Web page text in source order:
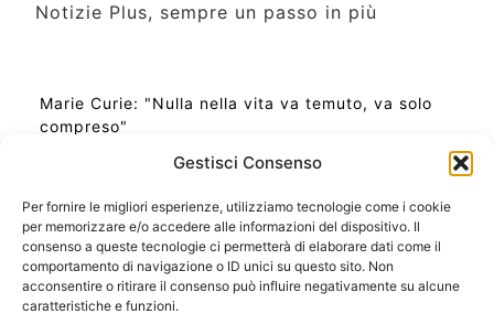
Gestisci Consenso
Per fornire le migliori esperienze, utilizziamo tecnologie come i cookie
per memorizzare e/o accedere alle informazioni del dispositivo. Il
consenso a queste tecnologie ci permetterà di elaborare dati come il
comportamento di navigazione o ID unici su questo sito. Non
acconsentire o ritirare il consenso può influire negativamente su alcune
caratteristiche e funzioni.
Notizie Plus, sempre un passo in più
Marie Curie: "Nulla nella vita va temuto, va solo
compreso"
Ora Esatta in Italia in questo momento
Ti Senti Strano Ultimamente? Potrebbe Essere per
la Risonanza di Schumann
Come Sapere Se Stai Ascendendo alla Quinta